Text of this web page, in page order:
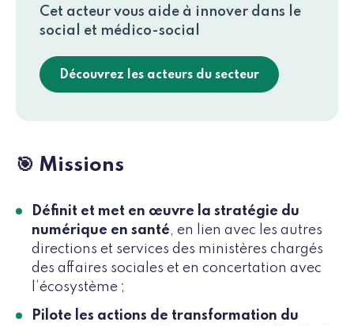
Cet acteur vous aide à innover dans le
social et médico-social
Découvrez les acteurs du secteur
🎯 Missions
Définit et met en œuvre la stratégie du
numérique en santé, en lien avec les autres
directions et services des ministères chargés
des affaires sociales et en concertation avec
l’écosystème ;
Pilote les actions de transformation du